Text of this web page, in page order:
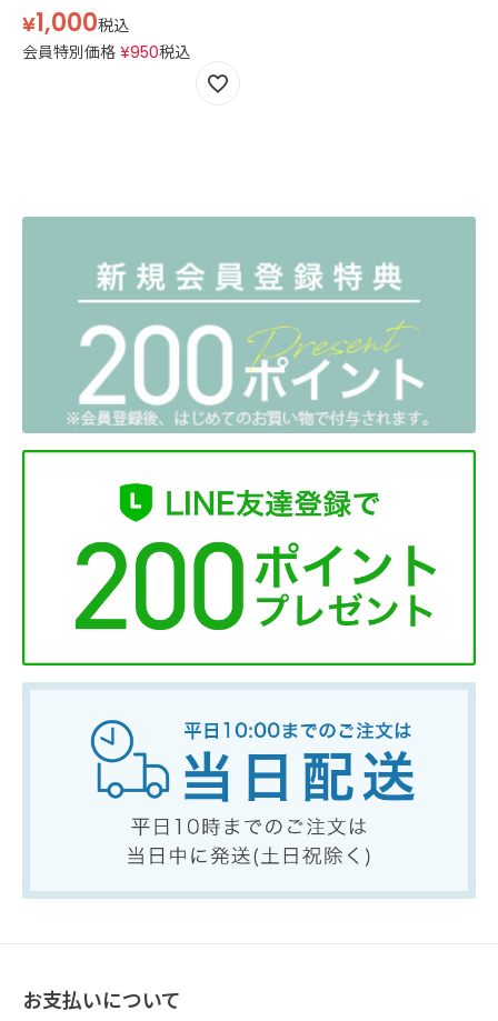
¥1,000税込
会員特別価格 ¥950税込
お支払いについて